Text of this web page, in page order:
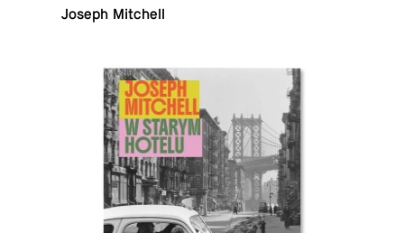
Joseph Mitchell